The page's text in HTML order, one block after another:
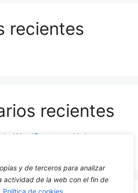
y de terceros para analizar
actividad de la web con el fin de
Política de cookies
recientes
recientes
WordPress
¡Hola,